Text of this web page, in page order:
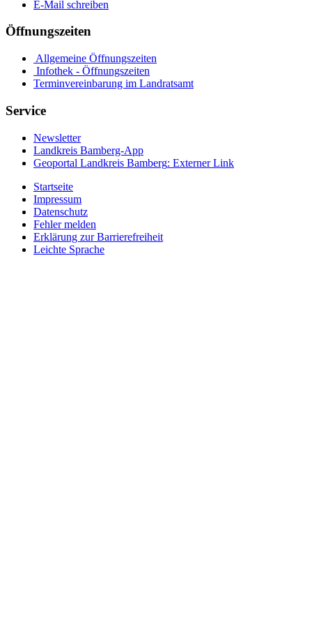
E-Mail schreiben
Öffnungszeiten
Allgemeine Öffnungszeiten
Infothek - Öffnungszeiten
Terminvereinbarung im Landratsamt
Service
Newsletter
Landkreis Bamberg-App
Geoportal Landkreis Bamberg: Externer Link
Startseite
Impressum
Datenschutz
Fehler melden
Erklärung zur Barrierefreiheit
Leichte Sprache